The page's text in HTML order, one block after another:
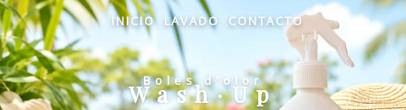
INICIO LAVADO CONTACTO
Boles d'olor
Wash·Up